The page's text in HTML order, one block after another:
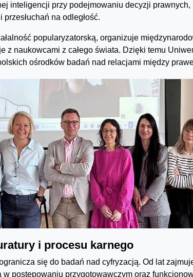
inteligencji przy podejmowaniu decyzji prawnych,
na odległość.
popularyzatorską, organizuje
z naukowcami z całego świata. Dzięki temu
ośrodków badań nad relacjami między
i procesu karnego
się do badań nad cyfryzacją. Od lat
w postępowaniu przygotowawczym oraz